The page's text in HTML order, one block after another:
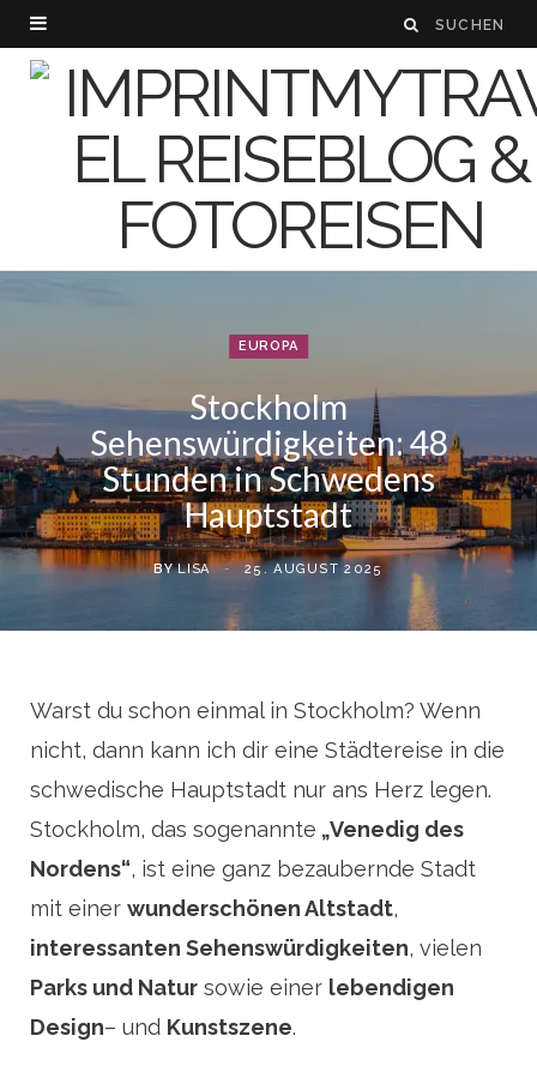
EUROPA
Stockholm
Sehenswürdigkeiten: 48
Stunden in Schwedens
Hauptstadt
BY LISA 25. AUGUST 2025
Warst du schon einmal in Stockholm? Wenn
nicht, dann kann ich dir eine Städtereise in die
schwedische Hauptstadt nur ans Herz legen.
Stockholm, das sogenannte „Venedig des
Nordens“, ist eine ganz bezaubernde Stadt
mit einer wunderschönen Altstadt,
interessanten Sehenswürdigkeiten, vielen
Parks und Natur sowie einer lebendigen
Design– und Kunstszene.